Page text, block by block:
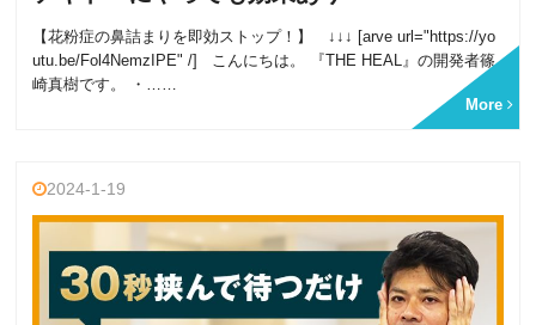
【花粉症の鼻詰まりを即効ストップ！】 ↓↓↓ [arve url="https://yo
utu.be/Fol4NemzIPE" /] こんにちは。 『THE HEAL』の開発者篠
崎真樹です。 ・……
More
2024-1-19